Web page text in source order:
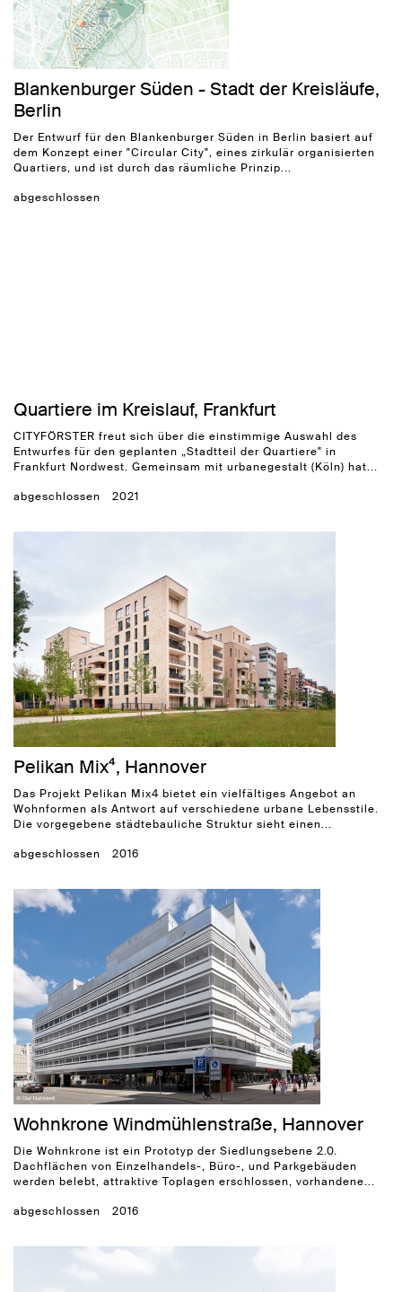
Blankenburger Süden - Stadt der Kreisläufe,
Berlin
Der Entwurf für den Blankenburger Süden in Berlin basiert auf
dem Konzept einer "Circular City", eines zirkulär organisierten
Quartiers, und ist durch das räumliche Prinzip...
abgeschlossen
Quartiere im Kreislauf, Frankfurt
CITYFÖRSTER freut sich über die einstimmige Auswahl des
Entwurfes für den geplanten „Stadtteil der Quartiere" in
Frankfurt Nordwest. Gemeinsam mit urbanegestalt (Köln) hat...
abgeschlossen 2021
Pelikan Mix⁴, Hannover
Das Projekt Pelikan Mix4 bietet ein vielfältiges Angebot an
Wohnformen als Antwort auf verschiedene urbane Lebensstile.
Die vorgegebene städtebauliche Struktur sieht einen...
abgeschlossen 2016
Wohnkrone Windmühlenstraße, Hannover
Die Wohnkrone ist ein Prototyp der Siedlungsebene 2.0.
Dachflächen von Einzelhandels-, Büro-, und Parkgebäuden
werden belebt, attraktive Toplagen erschlossen, vorhandene...
abgeschlossen 2016